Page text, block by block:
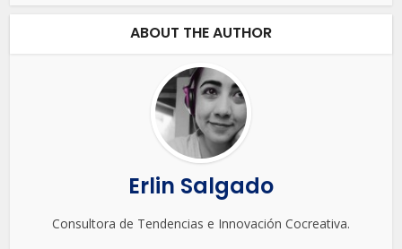
ABOUT THE AUTHOR
Erlin Salgado
Consultora de Tendencias e Innovación Cocreativa.